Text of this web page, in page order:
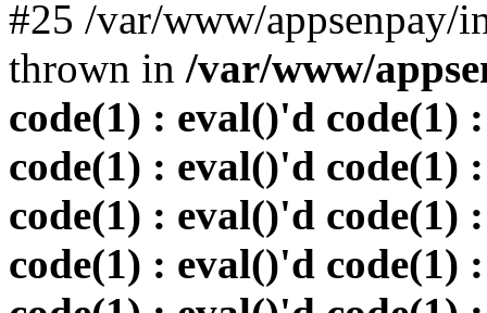
#25 /var/www/
thrown in /var/www/
code(1) : eval()'d code(1)
code(1) : eval()'d code(1)
code(1) : eval()'d code(1)
code(1) : eval()'d code(1)